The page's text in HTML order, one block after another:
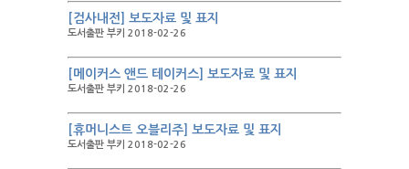
[검사내전] 보도자료 및 표지
도서출판 부키 2018-02-26
[메이커스 앤드 테이커스] 보도자료 및 표지
도서출판 부키 2018-02-26
[휴머니스트 오블리주] 보도자료 및 표지
도서출판 부키 2018-02-26